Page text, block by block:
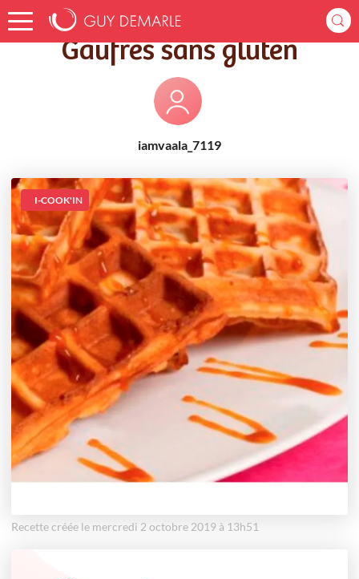
Accueil Recettes Gaufres sans gluten
Gaufres sans gluten
iamvaala_7119
I-COOK'IN
Recette créée le mercredi 2 octobre 2019 à 13h51